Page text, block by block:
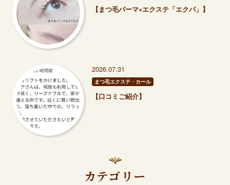
【まつ毛パーマ×エクステ「エクパ」】
2026.07.31
まつ毛エクステ・カール
【口コミご紹介】
カテゴリー